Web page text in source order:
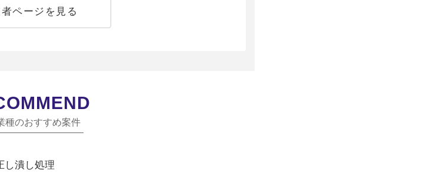
ページを見る
種のおすすめ案件
し潰し処理